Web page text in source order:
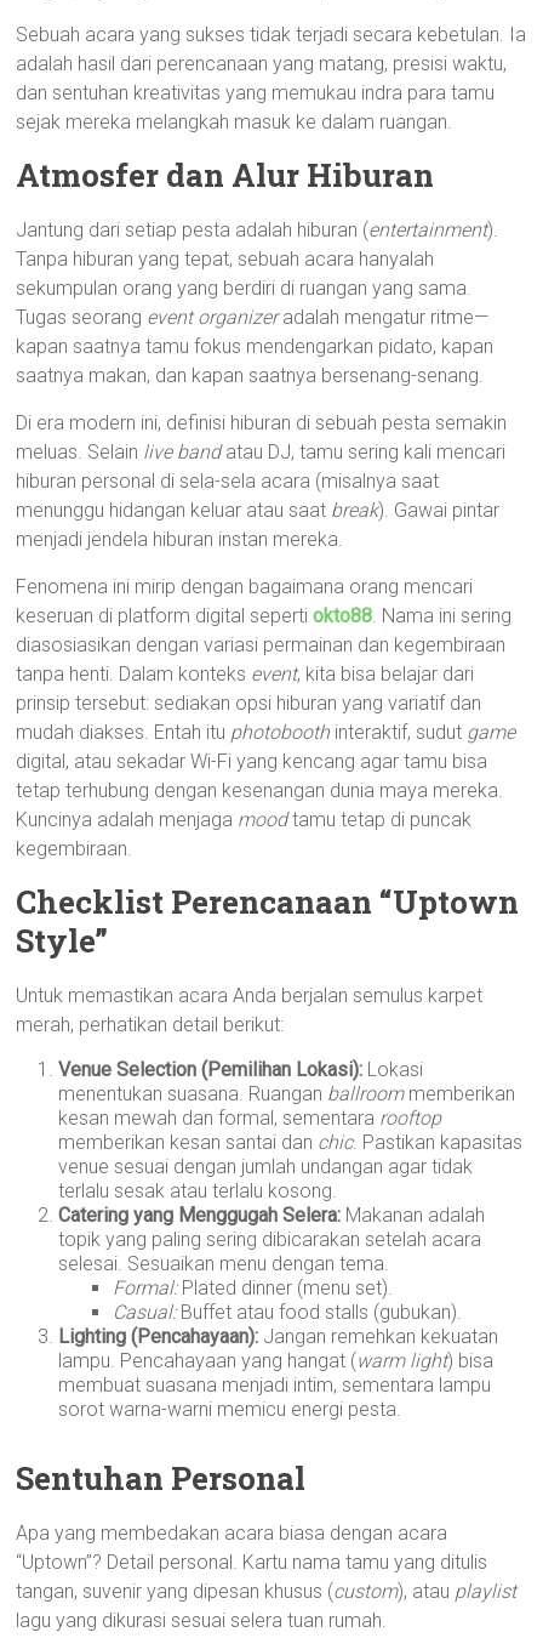
Sebuah acara yang sukses tidak terjadi secara kebetulan. Ia
adalah hasil dari perencanaan yang matang, presisi waktu,
dan sentuhan kreativitas yang memukau indra para tamu
sejak mereka melangkah masuk ke dalam ruangan.
Atmosfer dan Alur Hiburan
Jantung dari setiap pesta adalah hiburan (entertainment).
Tanpa hiburan yang tepat, sebuah acara hanyalah
sekumpulan orang yang berdiri di ruangan yang sama.
Tugas seorang event organizeradalah mengatur ritme—
kapan saatnya tamu fokus mendengarkan pidato, kapan
saatnya makan, dan kapan saatnya bersenang-senang.
Di era modern ini, definisi hiburan di sebuah pesta semakin
meluas. Selain live bandatau DJ, tamu sering kali mencari
hiburan personal di sela-sela acara (misalnya saat
menunggu hidangan keluar atau saat break). Gawai pintar
menjadi jendela hiburan instan mereka.
Fenomena ini mirip dengan bagaimana orang mencari
keseruan di platform digital sepertiokto88. Nama ini sering
diasosiasikan dengan variasi permainan dan kegembiraan
tanpa henti. Dalam konteks event, kita bisa belajar dari
prinsip tersebut: sediakan opsi hiburan yang variatif dan
mudah diakses. Entah itu photobooth interaktif, sudut game
digital, atau sekadar Wi-Fi yang kencang agar tamu bisa
tetap terhubung dengan kesenangan dunia maya mereka.
Kuncinya adalah menjaga moodtamu tetap di puncak
kegembiraan.
Checklist Perencanaan “Uptown
Style”
Untuk memastikan acara Anda berjalan semulus karpet
merah, perhatikan detail berikut:
Venue Selection (Pemilihan Lokasi): Lokasi
menentukan suasana. Ruangan ballroommemberikan
kesan mewah dan formal, sementara rooftop
memberikan kesan santai dan chic. Pastikan kapasitas
venue sesuai dengan jumlah undangan agar tidak
terlalu sesak atau terlalu kosong.
Catering yang Menggugah Selera: Makanan adalah
topik yang paling sering dibicarakan setelah acara
selesai. Sesuaikan menu dengan tema.
Formal:Plated dinner (menu set).
Casual:Buffet atau food stalls (gubukan).
Lighting (Pencahayaan): Jangan remehkan kekuatan
lampu. Pencahayaan yang hangat (warm light) bisa
membuat suasana menjadi intim, sementara lampu
sorot warna-warni memicu energi pesta.
Sentuhan Personal
Apa yang membedakan acara biasa dengan acara
“Uptown”? Detail personal. Kartu nama tamu yang ditulis
tangan, suvenir yang dipesan khusus (custom), atau playlist
lagu yang dikurasi sesuai selera tuan rumah.